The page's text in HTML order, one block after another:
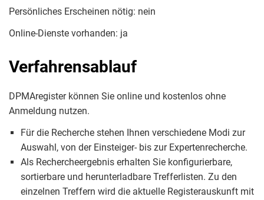
Persönliches Erscheinen nötig: nein
Online-Dienste vorhanden: ja
Verfahrensablauf
DPMAregister können Sie online und kostenlos ohne
Anmeldung nutzen.
Für die Recherche stehen Ihnen verschiedene Modi zur
Auswahl, von der Einsteiger- bis zur Expertenrecherche.
Als Rechercheergebnis erhalten Sie konfigurierbare,
sortierbare und herunterladbare Trefferlisten. Zu den
einzelnen Treffern wird die aktuelle Registerauskunft mit